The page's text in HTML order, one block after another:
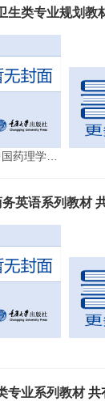
生类专业规划教
英语系列教材
专业系列教材 共